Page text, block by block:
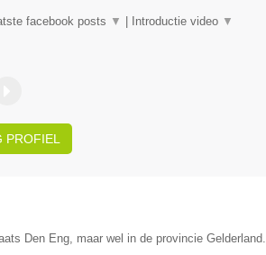
facebook posts ▼ Introductie video ▼
PROFIEL
Den Eng, maar wel in de provincie Gelderland.